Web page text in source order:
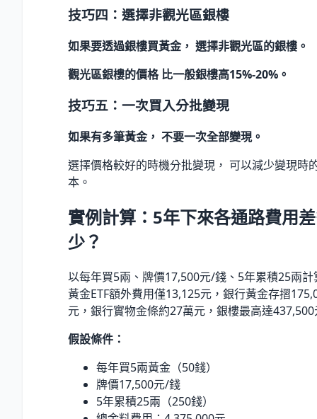
技巧四：選擇非觀光區銀樓
如果要透過銀樓買黃金， 選擇非觀光區的銀樓。
觀光區銀樓的價格 比一般銀樓高15%-20%。
技巧五：一次買入分批變現
如果有多筆黃金， 不要一次全部變現。
選擇價格較好的時機分批變現， 可以減少變現時
本。
實例計算：5年下來各通路費用
少？
以每年買5兩、牌價17,500元/錢、5年累積25兩計
黃金ETF額外費用僅13,125元，銀行黃金存摺
元，銀行實物金條約27萬元，銀樓最高達
假設條件：
每年買5兩黃金（50錢）
牌價17,500元/錢
5年累積25兩（250錢）